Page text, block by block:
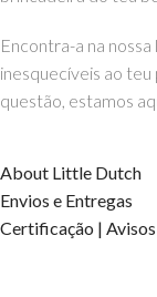
Encontra-a na
inesquecíveis ao
questão, estamos
About Little Dutch
Envios e Entregas
Certificação | Avisos